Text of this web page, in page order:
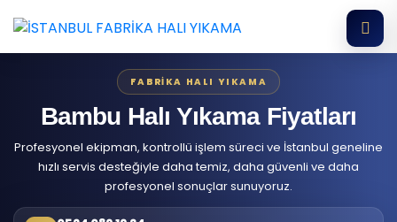
FABRIKA HALI YIKAMA
Bambu Halı Yıkama Fiyatları
Profesyonel ekipman, kontrollü işlem süreci ve İstanbul geneline
hızlı servis desteğiyle daha temiz, daha güvenli ve daha
profesyonel sonuçlar sunuyoruz.